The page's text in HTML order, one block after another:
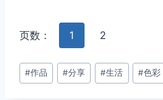
页数： 1 2
文
章
#作品 #分享 #生活 #色彩